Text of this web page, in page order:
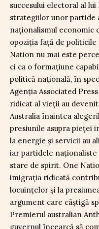
succesului electoral al
strategiilor unor partide
naționalismul economic
opoziția față de politicile
Nation nu mai este
ci ca o formațiune
politică națională, în
Agenția Associated
ridicat al vieții au
Australia înaintea
presiunile asupra pieței
la energie și servicii au
iar partidele naționaliste
stare de spirit. One
imigrația ridicată
locuințelor și la
argument care câștigă
Premierul australian
guvernul încearcă să